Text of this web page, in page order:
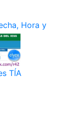
Hora y
TÍA